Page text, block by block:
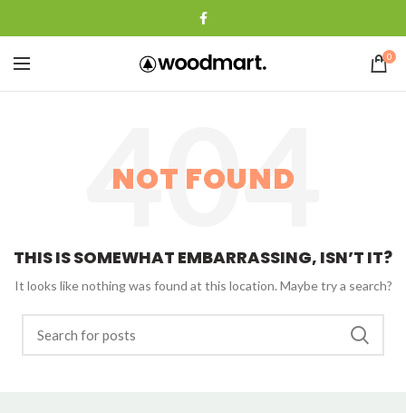
0
NOT FOUND
THIS IS SOMEWHAT EMBARRASSING, ISN’T IT?
It looks like nothing was found at this location. Maybe try a search?